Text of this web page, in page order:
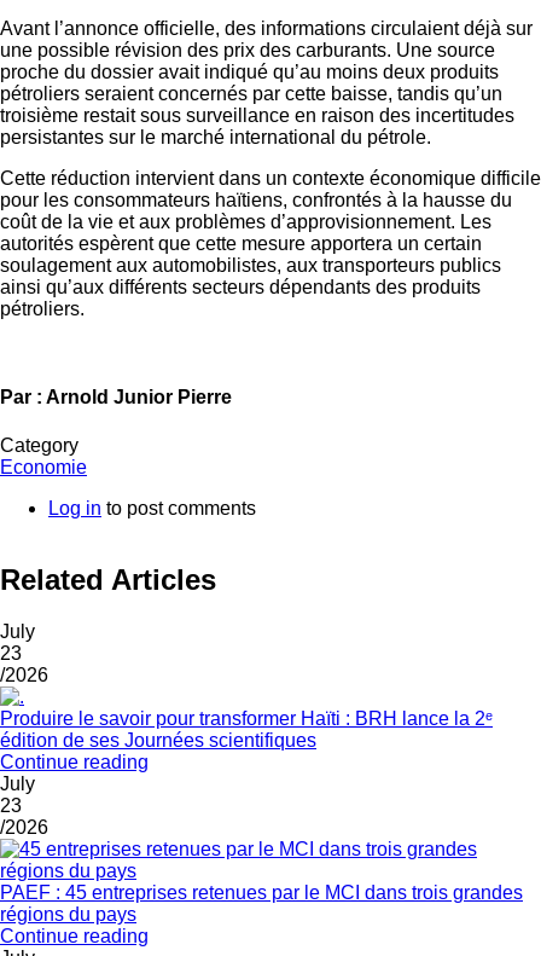
Avant l’annonce officielle, des informations circulaient déjà sur
une possible révision des prix des carburants. Une source
proche du dossier avait indiqué qu’au moins deux produits
pétroliers seraient concernés par cette baisse, tandis qu’un
troisième restait sous surveillance en raison des incertitudes
persistantes sur le marché international du pétrole.
Cette réduction intervient dans un contexte économique difficile
pour les consommateurs haïtiens, confrontés à la hausse du
coût de la vie et aux problèmes d’approvisionnement. Les
autorités espèrent que cette mesure apportera un certain
soulagement aux automobilistes, aux transporteurs publics
ainsi qu’aux différents secteurs dépendants des produits
pétroliers.
Par : Arnold Junior Pierre
Category
Economie
Log in to post comments
Related Articles
July
23
/2026
Produire le savoir pour transformer Haïti : BRH lance la 2ᵉ
édition de ses Journées scientifiques
Continue reading
July
23
/2026
PAEF : 45 entreprises retenues par le MCI dans trois grandes
régions du pays
Continue reading